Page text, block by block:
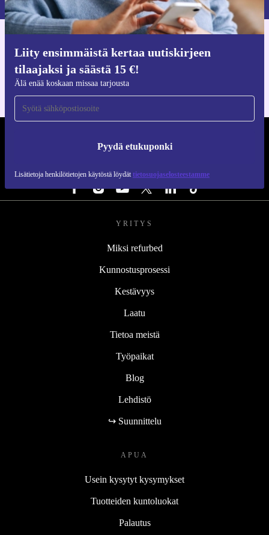
Liity ensimmäistä kertaa uutiskirjeen
tilaajaksi ja säästä 15 €!
Älä enää koskaan missaa tarjousta
Pyydä etukuponki
Lisätietoja henkilötietojen käytöstä löydät tietosuojaselosteestamme
iOS:lle ja Androidille
YRITYS
Miksi refurbed
Kunnostusprosessi
Kestävyys
Laatu
Tietoa meistä
Työpaikat
Blog
Lehdistö
↪ Suunnittelu
APUA
Usein kysytyt kysymykset
Tuotteiden kuntoluokat
Palautus